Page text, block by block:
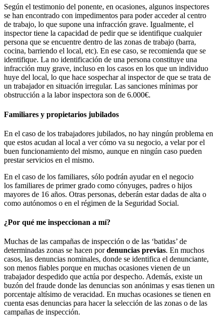
Según el testimonio del ponente, en ocasiones, algunos inspectores
se han encontrado con impedimentos para poder acceder al centro
de trabajo, lo que supone una infracción grave. Igualmente, el
inspector tiene la capacidad de pedir que se identifique cualquier
persona que se encuentre dentro de las zonas de trabajo (barra,
cocina, barriendo el local, etc). En ese caso, se recomienda que se
identifique. La no identificación de una persona constituye una
infracción muy grave, incluso en los casos en los que un individuo
huye del local, lo que hace sospechar al inspector de que se trata de
un trabajador en situación irregular. Las sanciones mínimas por
obstrucción a la labor inspectora son de 6.000€.
Familiares y propietarios jubilados
En el caso de los trabajadores jubilados, no hay ningún problema en
que estos acudan al local a ver cómo va su negocio, a velar por el
buen funcionamiento del mismo, aunque en ningún caso pueden
prestar servicios en el mismo.
En el caso de los familiares, sólo podrán ayudar en el negocio
los familiares de primer grado como cónyuges, padres o hijos
mayores de 16 años. Otras personas, deberán estar dadas de alta o
como autónomos o en el régimen de la Seguridad Social.
¿Por qué me inspeccionan a mí?
Muchas de las campañas de inspección o de las ‘batidas’ de
determinadas zonas se hacen pordenuncias previas. En muchos
casos, las denuncias nominales, donde se identifica el denunciante,
son menos fiables porque en muchas ocasiones vienen de un
trabajador despedido que actúa por despecho. Además, existe un
buzón del fraude donde las denuncias son anónimas y esas tienen un
porcentaje altísimo de veracidad. En muchas ocasiones se tienen en
cuenta esas denuncias para hacer la selección de las zonas o de las
campañas de inspección.